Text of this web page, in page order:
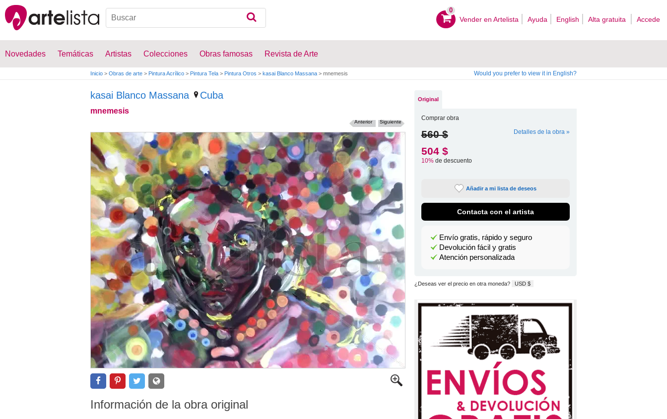
0
Vender en Artelista Ayuda English Alta gratuita Accede
Novedades Temáticas Artistas Colecciones Obras famosas Revista de Arte
Inicio > Obras de arte > Pintura Acrílico > Pintura Tela > Pintura Otros > kasai Blanco Massana > mnemesis Would you prefer to view it in English?
kasai Blanco Massana Cuba
mnemesis
Siguiente
Anterior
Información de la obra original
Original
Comprar obra
560 $ Detalles de la obra »
504 $
10%de descuento
Añadir a mi lista de deseos
Contacta con el artista
Envío gratis, rápido y seguro
Devolución fácil y gratis
Atención personalizada
¿Deseas ver el precio en otra moneda? USD $